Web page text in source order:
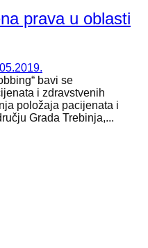
prava u oblasti
bavi se
i zdravstvenih
položaja pacijenata i
Grada Trebinja,...